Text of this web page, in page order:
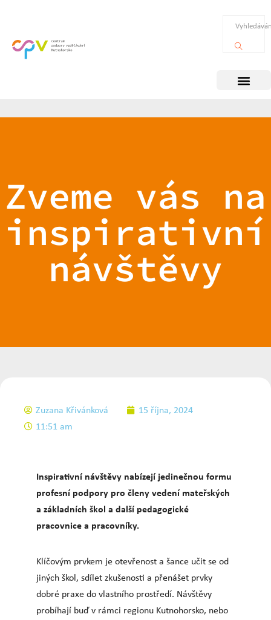
Zveme vás na
inspirativní
návštěvy
Zuzana Křivánková
15 října, 2024
11:51 am
Inspirativní návštěvy nabízejí jedinečnou formu
profesní podpory pro členy vedení mateřských
a základních škol a další pedagogické
pracovnice a pracovníky.
Klíčovým prvkem je otevřenost a šance učit se od
jiných škol, sdílet zkušenosti a přenášet prvky
dobré praxe do vlastního prostředí. Návštěvy
probíhají buď v rámci regionu Kutnohorsko, nebo